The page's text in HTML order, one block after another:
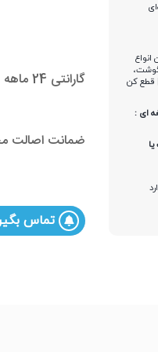
گارانتی 24 ماهه پارس‌خزر
ضمانت اصالت
تماس
انواع
قطع کن
ای :